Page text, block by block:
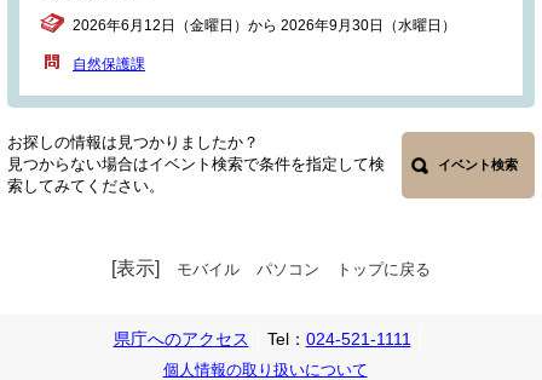
2026年6月12日（金曜日）から 2026年9月30日（水曜日）
自然保護課
お探しの情報は見つかりましたか？
見つからない場合はイベント検索で条件を指定して検
索してみてください。
イベント検索
[表示] モバイル パソコン トップに戻る
県庁へのアクセス Tel： 024-521-1111
個人情報の取り扱いについて